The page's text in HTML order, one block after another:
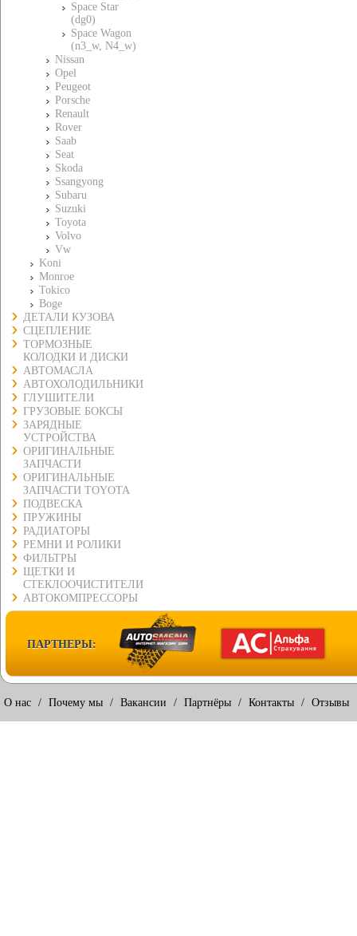
Space Star
(dg0)
Space Wagon
(n3_w, N4_w)
Nissan
Opel
Peugeot
Porsche
Renault
Rover
Saab
Seat
Skoda
Ssangyong
Subaru
Suzuki
Toyota
Volvo
Vw
Koni
Monroe
Tokico
Boge
ДЕТАЛИ КУЗОВА
СЦЕПЛЕНИЕ
ТОРМОЗНЫЕ
КОЛОДКИ И ДИСКИ
АВТОМАСЛА
АВТОХОЛОДИЛЬНИКИ
ГЛУШИТЕЛИ
ГРУЗОВЫЕ БОКСЫ
ЗАРЯДНЫЕ
УСТРОЙСТВА
ОРИГИНАЛЬНЫЕ
ЗАПЧАСТИ
ОРИГИНАЛЬНЫЕ
ЗАПЧАСТИ TOYOTA
ПОДВЕСКА
ПРУЖИНЫ
РАДИАТОРЫ
РЕМНИ И РОЛИКИ
ФИЛЬТРЫ
ЩЕТКИ И
СТЕКЛООЧИСТИТЕЛИ
АВТОКОМПРЕССОРЫ
ПАРТНЕРЫ:
О нас / Почему мы / Вакансии / Партнёры / Контакты / Отзывы